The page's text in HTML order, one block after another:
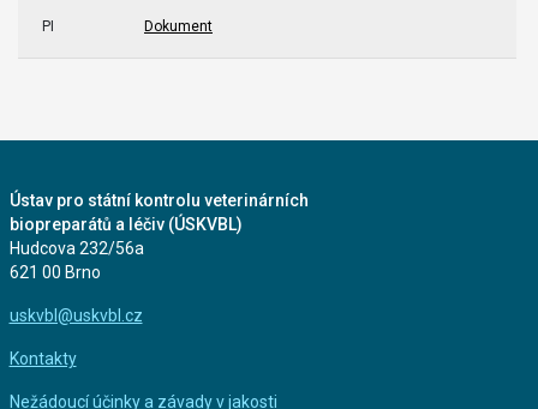
PI Dokument
Ústav pro státní kontrolu veterinárních
biopreparátů a léčiv (ÚSKVBL)
Hudcova 232/56a
621 00 Brno
uskvbl@uskvbl.cz
Kontakty
Nežádoucí účinky a závady v jakosti